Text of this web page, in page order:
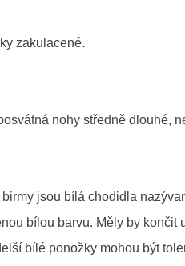
zakulacené.
nohy středně dlouhé,
jsou bílá chodidla
bílou barvu. Měly by
bílé ponožky mohou být